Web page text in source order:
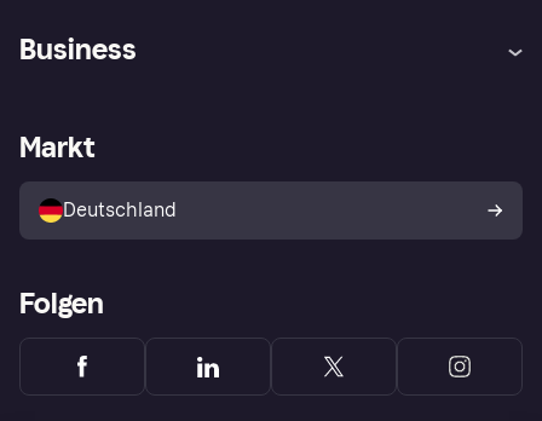
Klarna App
Shops entdecken
Käuferschutzrichtlinie
Dein Widerrufsrecht
Business
Händlerportal
Markt
Deutschland
Folgen